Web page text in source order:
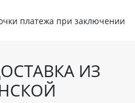
платежа при заключении
ИЗ